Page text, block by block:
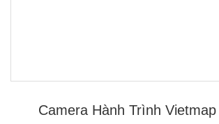
Camera Hành Trình